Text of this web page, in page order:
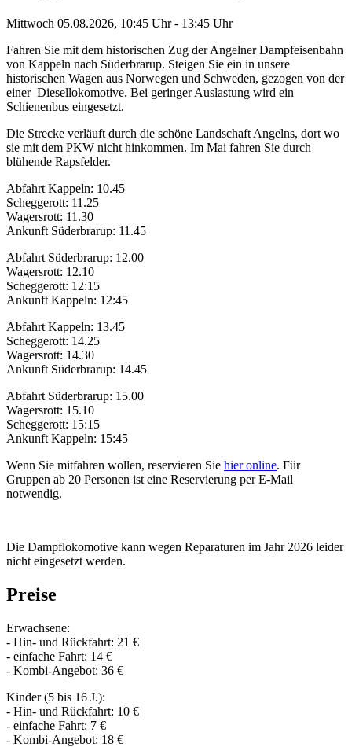
Mittwoch 05.08.2026, 10:45 Uhr - 13:45 Uhr
Fahren Sie mit dem historischen Zug der Angelner Dampfeisenbahn
von Kappeln nach Süderbrarup. Steigen Sie ein in unsere
historischen Wagen aus Norwegen und Schweden, gezogen von der
einer Diesellokomotive. Bei geringer Auslastung wird ein
Schienenbus eingesetzt.
Die Strecke verläuft durch die schöne Landschaft Angelns, dort wo
sie mit dem PKW nicht hinkommen. Im Mai fahren Sie durch
blühende Rapsfelder.
Abfahrt Kappeln: 10.45
Scheggerott: 11.25
Wagersrott: 11.30
Ankunft Süderbrarup: 11.45
Abfahrt Süderbrarup: 12.00
Wagersrott: 12.10
Scheggerott: 12:15
Ankunft Kappeln: 12:45
Abfahrt Kappeln: 13.45
Scheggerott: 14.25
Wagersrott: 14.30
Ankunft Süderbrarup: 14.45
Abfahrt Süderbrarup: 15.00
Wagersrott: 15.10
Scheggerott: 15:15
Ankunft Kappeln: 15:45
Wenn Sie mitfahren wollen, reservieren Sie hier online. Für
Gruppen ab 20 Personen ist eine Reservierung per E-Mail
notwendig.
Die Dampflokomotive kann wegen Reparaturen im Jahr 2026 leider
nicht eingesetzt werden.
Preise
Erwachsene:
- Hin- und Rückfahrt: 21 €
- einfache Fahrt: 14 €
- Kombi-Angebot: 36 €
Kinder (5 bis 16 J.):
- Hin- und Rückfahrt: 10 €
- einfache Fahrt: 7 €
- Kombi-Angebot: 18 €